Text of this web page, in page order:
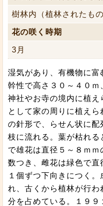
樹林内（植林されたもの
花の咲く時期
3月
湿気があり、有機物に
幹性で高さ３０～４０
神社やお寺の境内に植
として家の周りに植え
の針形で、らせん状に配
枝に流れる。葉が枯れ
で雄花は直径５～８ｍ
数つき、雌花は緑色で直
１個ずつ下向きにつく
れ、古くから植林が行
分を占めている。１９